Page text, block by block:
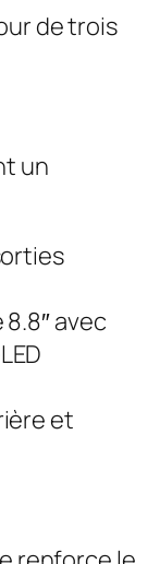
de trois
un
avec
et